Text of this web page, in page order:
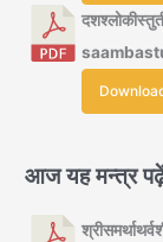
आज यह मन्त्र